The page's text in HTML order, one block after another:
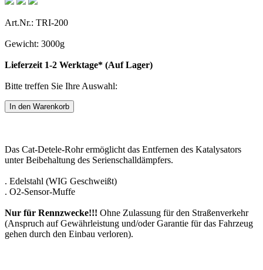
Art.Nr.: TRI-200
Gewicht: 3000g
Lieferzeit 1-2 Werktage* (Auf Lager)
Bitte treffen Sie Ihre Auswahl:
Das Cat-Detele-Rohr ermöglicht das Entfernen des Katalysators
unter Beibehaltung des Serienschalldämpfers.
. Edelstahl (WIG Geschweißt)
. O2-Sensor-Muffe
Nur für Rennzwecke!!! Ohne Zulassung für den Straßenverkehr
(Anspruch auf Gewährleistung und/oder Garantie für das Fahrzeug
gehen durch den Einbau verloren).